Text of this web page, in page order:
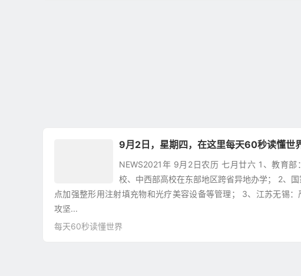
9月2日，星期四，在这里每天60秒读懂世界
NEWS2021年 9月2日农历 七月廿六 1、教育部
校、中西部高校在东部地区跨省异地办学； 2、
点加强整形用注射填充物和光疗美容设备等管理； 3、江苏无锡：
攻坚...
每天60秒读懂世界